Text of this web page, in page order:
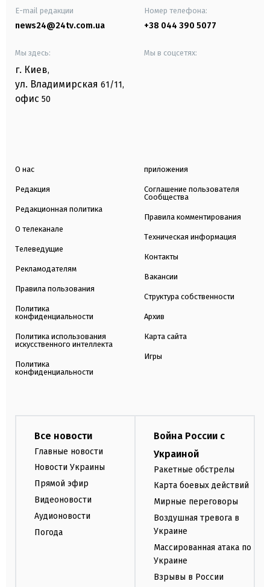
E-mail редакции
news24@24tv.com.ua
Номер телефона:
+38 044 390 5077
Мы здесь:
г. Киев,
ул. Владимирская 61/11,
офис 50
Мы в соцсетях:
О нас
Редакция
Редакционная политика
О телеканале
Телеведущие
Рекламодателям
Правила пользования
Политика
конфиденциальности
Политика использования
искусственного интеллекта
Политика
конфиденциальности
приложения
Соглашение пользователя
Сообщества
Правила комментирования
Техническая информация
Контакты
Вакансии
Структура собственности
Архив
Карта сайта
Игры
Все новости
Главные новости
Новости Украины
Прямой эфир
Видеоновости
Аудионовости
Погода
Война России с
Украиной
Ракетные обстрелы
Карта боевых действий
Мирные переговоры
Воздушная тревога в
Украине
Массированная атака по
Украине
Взрывы в России